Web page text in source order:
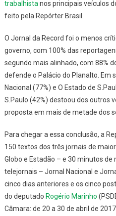
trabalhista nos principais veículos
feito pela Repórter Brasil
O Jornal da Record foi o menos
governo, com 100% das
segundo mais alinhado, com 88%
defende o Palácio do Planalto. Em
Nacional (77%) e O Estado de
S.Paulo (42%) destoou dos outros
proposta em mais de metade dos
Para chegar a essa conclusão, a
150 textos dos três jornais de
Globo e Estadão – e 30 minutos de
telejornais – Jornal Nacional e
cinco dias anteriores e os cinco
do deputado Rogério Marinho
Câmara: de 20 a 30 de abril de 2017.